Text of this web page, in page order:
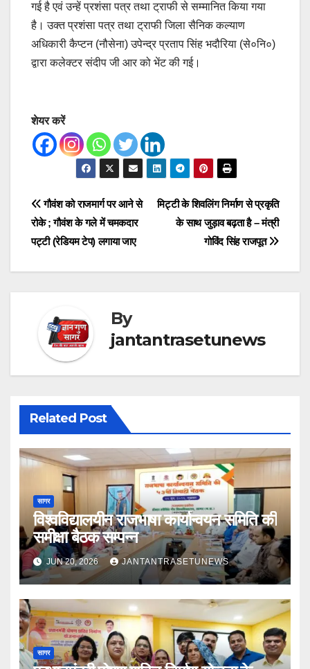
गई है एवं उन्हें प्रशंसा पत्र तथा ट्राफी से सम्मानित किया गया
है। उक्त प्रशंसा पत्र तथा ट्राफी जिला सैनिक कल्याण
अधिकारी कैप्टन (नौसेना) उपेन्द्र प्रताप सिंह भदौरिया (से०नि०)
द्वारा कलेक्टर संदीप जी आर को भेंट की गई।
शेयर करें
Post
navigation
मिट्टी के शिवलिंग निर्माण से प्रकृति
के साथ जुड़ाव बढ़ता है – मंत्री
गोविंद सिंह राजपूत
गौवंश को राजमार्ग पर आने से
रोके ; गौवंश के गले में चमकदार
प‌ट्टी (रेडियम टेप) लगाया जाए
By
jantantrasetunews
Related Post
सागर
विश्वविद्यालयीन राजभाषा कार्यान्वयन समिति की
समीक्षा बैठक सम्पन्न
JUN 20, 2026 JANTANTRASETUNEWS
सागर